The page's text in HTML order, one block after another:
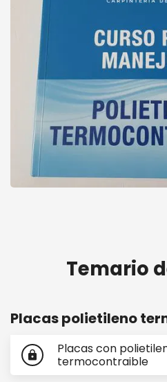
Temario
Placas polietileno
lock
Placas con
termocontraible